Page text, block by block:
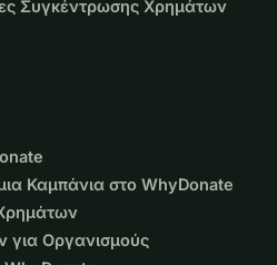
Συγκέντρωσης Χρημάτων
Καμπάνια στο WhyDonate
για Οργανισμούς